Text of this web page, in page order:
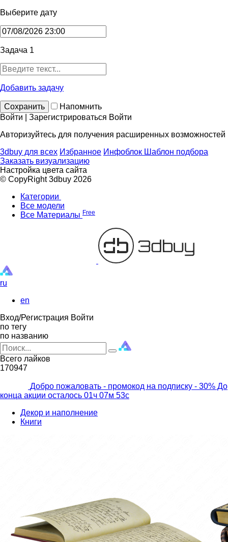
Выберите дату
Задача 1
Добавить задачу
Сохранить
Напомнить
Войти | Зарегистрироваться Войти
Авторизуйтесь для получения расширенных возможностей
3dbuy для всех Избранное Инфоблок Шаблон подбора
Заказать визуализацию
Настройка цвета сайта
© CopyRight 3dbuy 2026
Категории
Все модели
Все Материалы Free
ru
en
Вход/Регистрация Войти
по тегу
по названию
Всего лайков
170947
Добро пожаловать - промокод на подписку - 30% До
конца акции осталось 01ч 07м 52с
Декор и наполнение
Книги